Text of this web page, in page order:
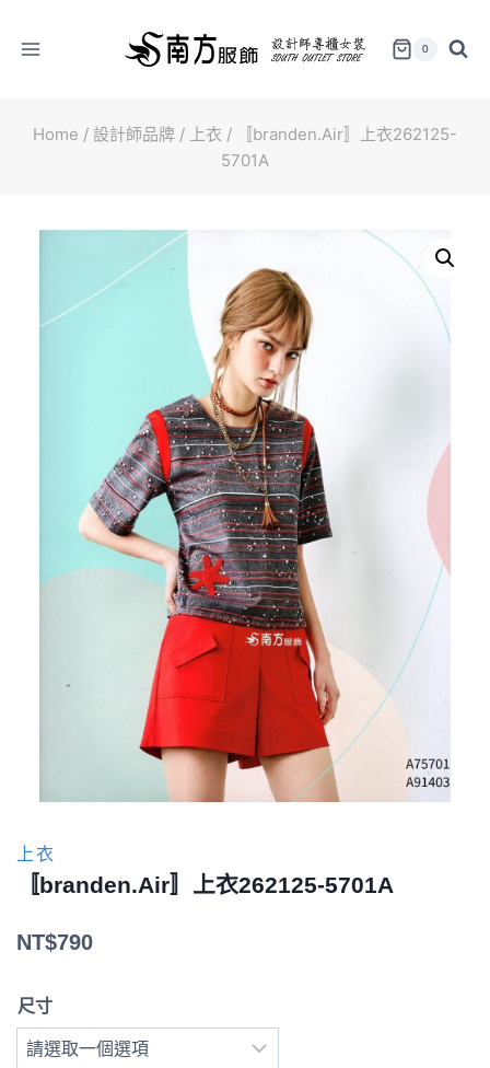
0
Home / 設計師品牌 / 上衣 /
〚branden.Air〛上衣262125-
5701A
上衣
〚branden.Air〛上衣262125-5701A
NT$790
尺寸